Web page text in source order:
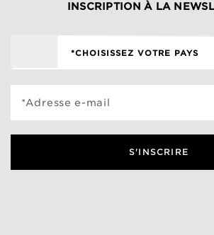
INSCRIPTION À LA
*CHOISISSEZ VOTRE PAYS
*Adresse e-mail
S'INSCRIRE